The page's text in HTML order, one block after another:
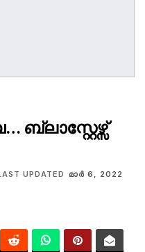
UPDATED മാര്‍ 6, 2022